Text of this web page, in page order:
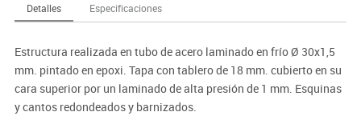
Detalles Especificaciones
Estructura realizada en tubo de acero laminado en frío Ø 30x1,5
mm. pintado en epoxi. Tapa con tablero de 18 mm. cubierto en su
cara superior por un laminado de alta presión de 1 mm. Esquinas
y cantos redondeados y barnizados.